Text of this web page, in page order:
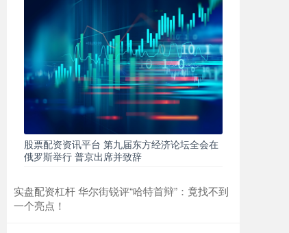
股票配资资讯平台 第九届东方经济论坛全会在
俄罗斯举行 普京出席并致辞
实盘配资杠杆 华尔街锐评“哈特首辩”：竟找不到
一个亮点！